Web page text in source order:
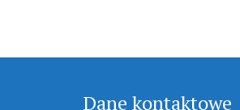
Dane kontaktowe